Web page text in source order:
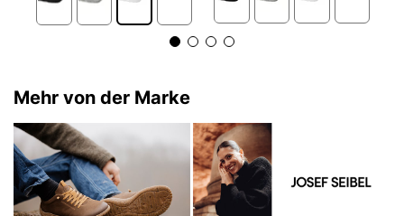
Mehr von der Marke